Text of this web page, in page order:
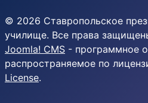
© 2026 Ставропольское
училище. Все права
Joomla! CMS - программное
распространяемое по
License.